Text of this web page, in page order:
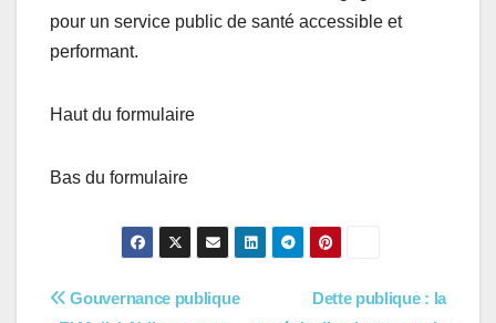
pour un service public de santé accessible et
performant.
Haut du formulaire
Bas du formulaire
Navigation
Dette publique : la
Gouvernance publique